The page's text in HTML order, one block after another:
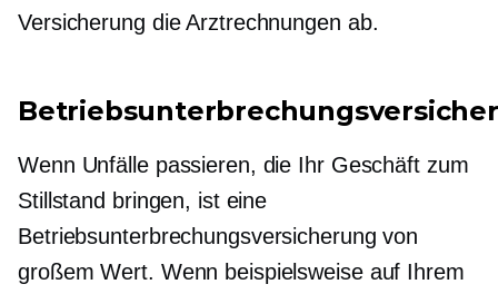
Versicherung die Arztrechnungen ab.
Wenn Unfälle passieren, die Ihr Geschäft zum
Stillstand bringen, ist eine
Betriebsunterbrechungsversicherung von
großem Wert. Wenn beispielsweise auf Ihrem